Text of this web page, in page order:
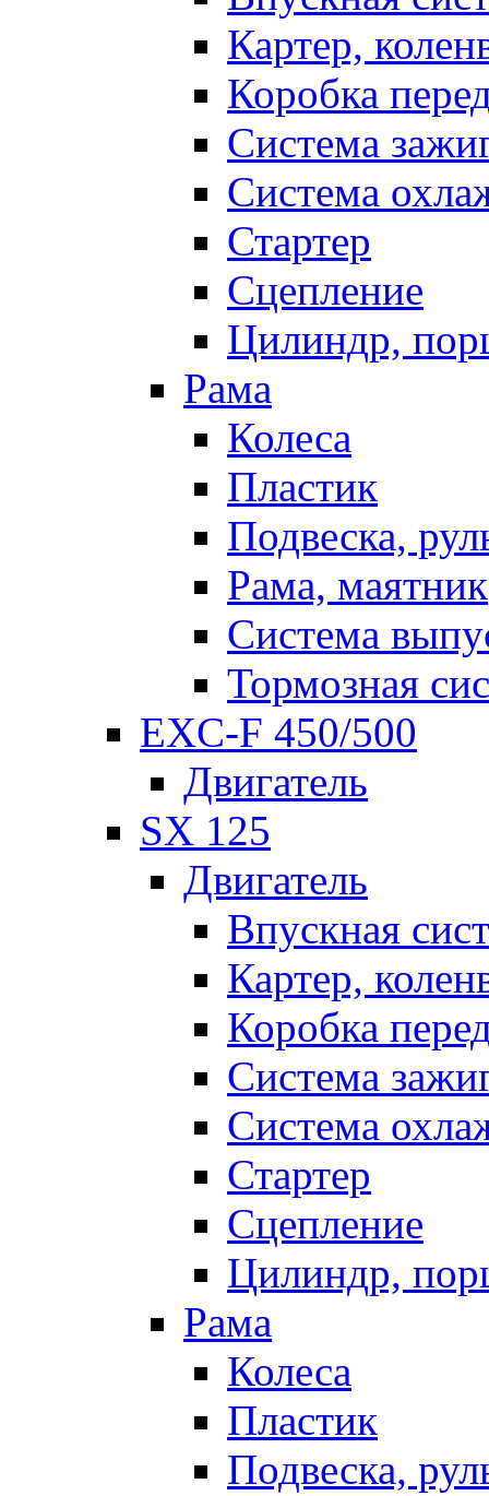
Картер,
Коробка
Система
Система
Стартер
Сцепление
Цилиндр,
Рама
Колеса
Пластик
Подвеска,
Рама, маятник
Система
Тормозная
EXC-F 450/500
Двигатель
SX 125
Двигатель
Впускная
Картер,
Коробка
Система
Система
Стартер
Сцепление
Цилиндр,
Рама
Колеса
Пластик
Подвеска,